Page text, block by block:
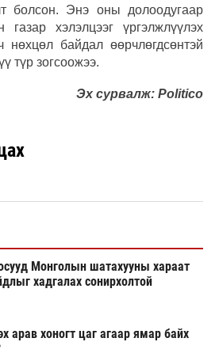
болсон. Энэ оны долоодугаар
хэлэлцээг үргэлжлүүлэх
нөхцөл байдал өөрчлөгдсөнтэй
түр зогсоожээ.
Эх сурвалж: Politico
Монголын шатахууны хараат
хадгалах сонирхолтой
арав хоногт цаг агаар ямар байх